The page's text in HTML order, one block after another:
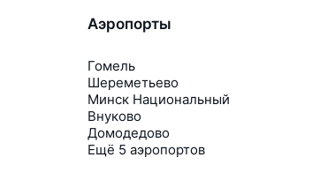
Аэропорты
Гомель
Шереметьево
Минск Национальный
Внуково
Домодедово
Ещё 5 аэропортов